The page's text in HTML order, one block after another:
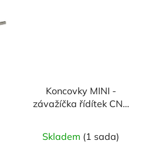
Koncovky MINI -
závažíčka řídítek CNC
Skladem (1 sada)